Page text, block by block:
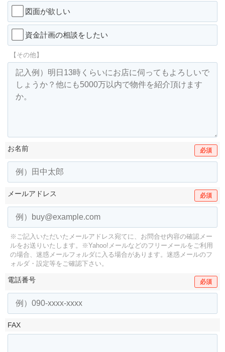
図面が欲しい
資金計画の相談をしたい
【その他】
お名前 必須
メールアドレス 必須
※ご記入いただいたメールアドレス宛てに、お問合せ内容の確認メー
ルをお送りいたします。
※Yahoo!メールなどのフリーメールをご利用
の場合、迷惑メールフォルダに入る場合があります。 迷惑メールのフ
ォルダ・設定等をご確認下さい。
電話番号 必須
FAX